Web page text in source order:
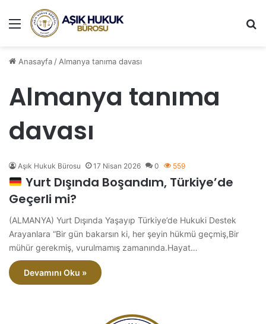
Menü
Anasayfa/Almanya tanıma davası
Almanya tanıma
davası
Aşık Hukuk Bürosu 17 Nisan 2026 0 559
Yurt Dışında Boşandım, Türkiye’de
Geçerli mi?
(ALMANYA) Yurt Dışında Yaşayıp Türkiye’de Hukuki Destek
Arayanlara “Bir gün bakarsın ki, her şeyin hükmü geçmiş,Bir
mühür gerekmiş, vurulmamış zamanında.Hayat…
Devamını Oku »